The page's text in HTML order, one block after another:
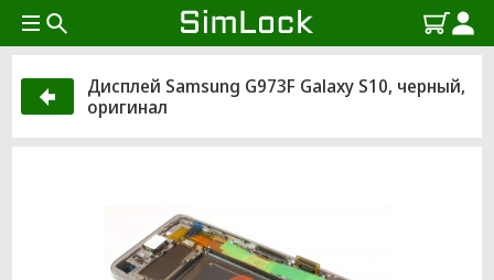
Дисплей Samsung G973F Galaxy S10, черный,
оригинал